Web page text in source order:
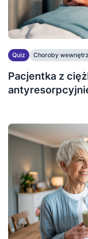
Quiz Choroby
Pacjentka z